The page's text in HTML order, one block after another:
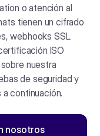
o atención al
tienen un cifrado
webhooks SSL
ISO
nuestra
de seguridad y
continuación.
nosotros